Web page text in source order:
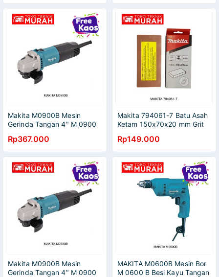
Makita M0900B Mesin
Gerinda Tangan 4" M 0900
Rp367.000
Makita 794061-7 Batu Asah
Ketam 150x70x20 mm Grit
Rp149.000
Makita M0900B Mesin
Gerinda Tangan 4" M 0900
MAKITA M0600B Mesin Bor
M 0600 B Besi Kayu Tangan